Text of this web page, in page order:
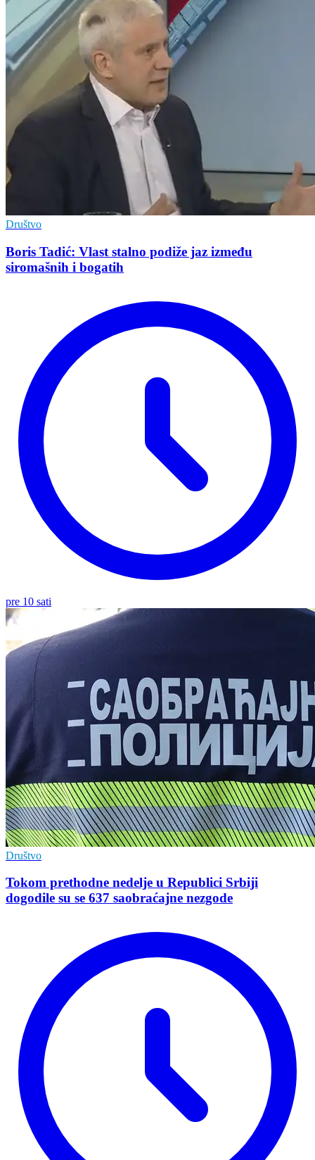
Društvo
Boris Tadić: Vlast stalno podiže jaz između
siromašnih i bogatih
pre 10 sati
Društvo
Tokom prethodne nedelje u Republici Srbiji
dogodile su se 637 saobraćajne nezgode